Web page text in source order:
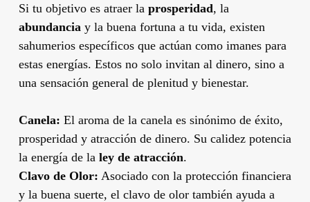
Si tu objetivo es atraer la prosperidad, la
abundancia y la buena fortuna a tu vida, existen
sahumerios específicos que actúan como imanes para
estas energías. Estos no solo invitan al dinero, sino a
una sensación general de plenitud y bienestar.
Canela: El aroma de la canela es sinónimo de éxito,
prosperidad y atracción de dinero. Su calidez potencia
la energía de la ley de atracción.
Clavo de Olor: Asociado con la protección financiera
y la buena suerte, el clavo de olor también ayuda a